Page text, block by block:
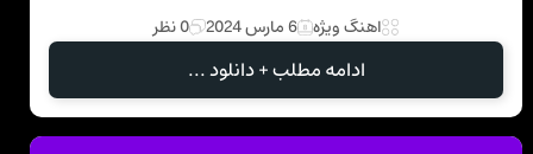
اهنگ ویژه 6 مارس 2024 0 نظر
ادامه مطلب + دانلود ...